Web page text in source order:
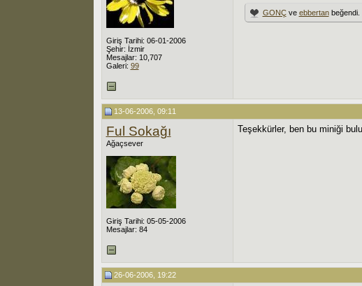
Giriş Tarihi: 06-01-2006
Şehir: İzmir
Mesajlar: 10,707
Galeri: 99
GONÇve ebbertanbeğendi.
13-06-2006, 09:11
Ful Sokağı
Ağaçsever
Giriş Tarihi: 05-05-2006
Mesajlar: 84
Teşekkürler, ben bu miniği
26-06-2006, 19:22